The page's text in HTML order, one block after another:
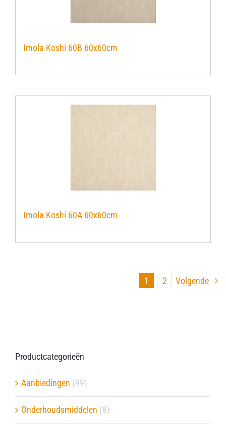
Imola Koshi 60B 60x60cm
Imola Koshi 60A 60x60cm
1 2 Volgende
Productcategorieën
Aanbiedingen (99)
Onderhoudsmiddelen (8)